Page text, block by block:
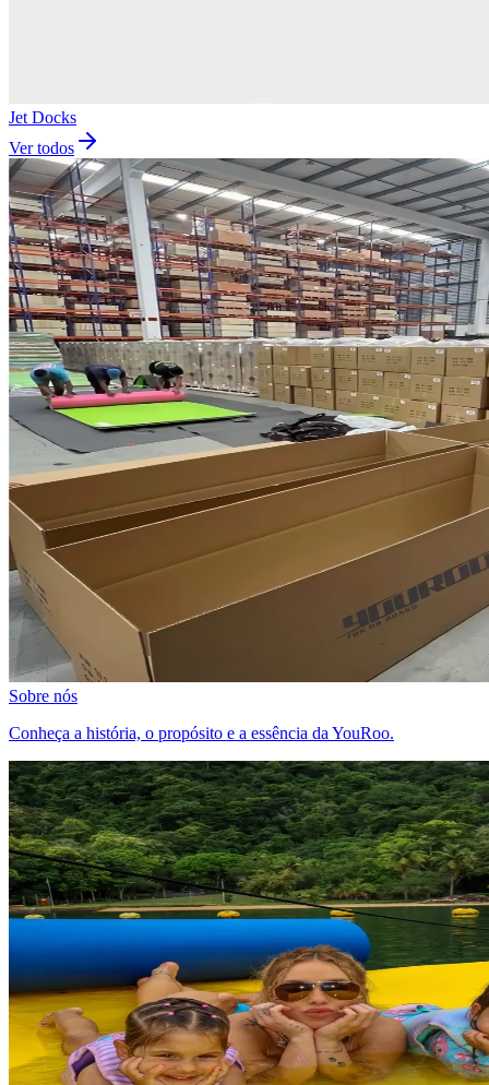
Jet Docks
Ver todos
Sobre nós
Conheça a história, o propósito e a essência da YouRoo.